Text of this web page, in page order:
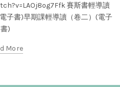
賽斯書輕導讀
子書)早期課輕導讀（卷二）(電子
書)
More